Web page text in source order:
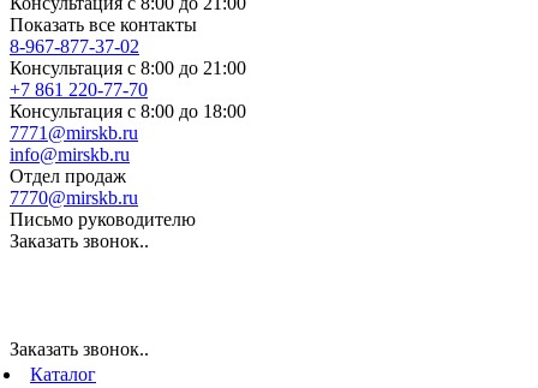
Показать все контакты
8-967-877-37-02
Консультация с 8:00 до 21:00
+7 861 220-77-70
Консультация с 8:00 до 18:00
7771@mirskb.ru
info@mirskb.ru
Отдел продаж
7770@mirskb.ru
Письмо руководителю
Заказать звонок..
Заказать звонок..
Каталог